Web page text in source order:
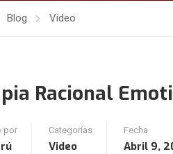
Blog Video
Racional
por Categorías
Video
Fecha
Abril 9,